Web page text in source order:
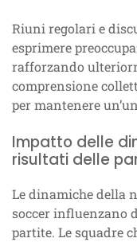
Riuni regolari e
esprimere
rafforzando
comprensione
per mantenere
Impatto delle
risultati delle
Le dinamiche della
soccer influenzano
partite. Le squadre